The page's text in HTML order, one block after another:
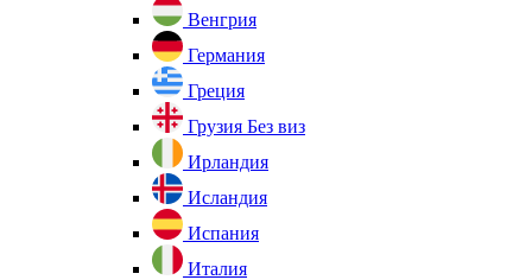
Венгрия
Германия
Греция
Грузия Без виз
Ирландия
Исландия
Испания
Италия